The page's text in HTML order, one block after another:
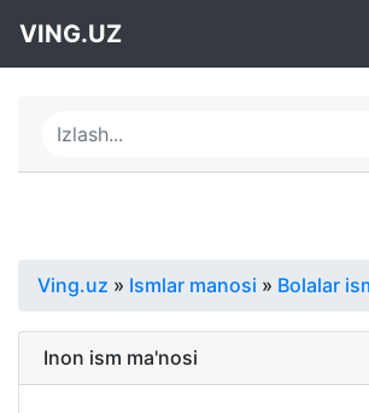
VING.UZ
Ving.uz » Ismlar manosi » Bolalar
Inon ism ma'nosi